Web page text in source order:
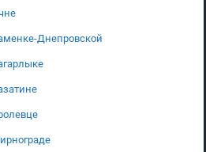
Днепровской